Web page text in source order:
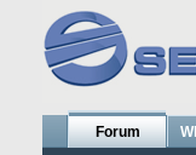
Forum